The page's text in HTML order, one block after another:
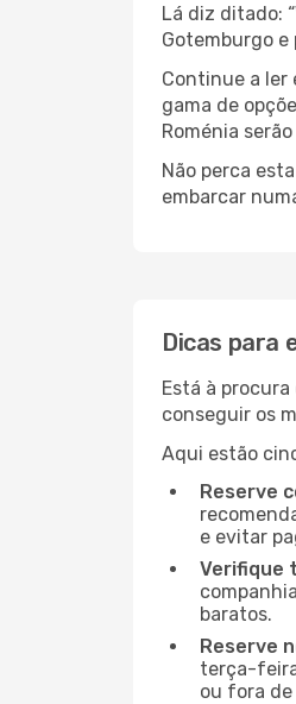
Lá diz ditado:
Gotemburgo
Continue a ler
gama de
Roménia
Não perca
embarcar
Dicas para
Está à
conseguir os
Aqui estão
Reserve
e evitar
Verifique
baratos.
Reserve
terça-
ou fora